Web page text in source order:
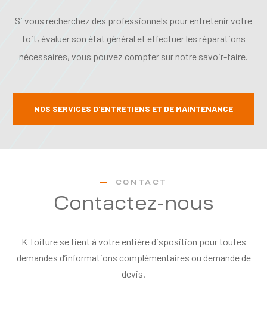
Si vous recherchez des professionnels pour entretenir votre
toit, évaluer son état général et effectuer les réparations
nécessaires, vous pouvez compter sur notre savoir-faire.
NOS SERVICES D'ENTRETIENS ET DE MAINTENANCE
CONTACT
Contactez-nous
K Toiture se tient à votre entière disposition pour toutes
demandes d’informations complémentaires ou demande de
devis.